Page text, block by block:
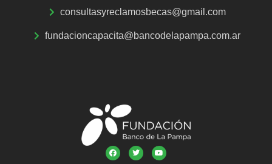
consultasyreclamosbecas@gmail.com
fundacioncapacita@bancodelapampa.com.ar